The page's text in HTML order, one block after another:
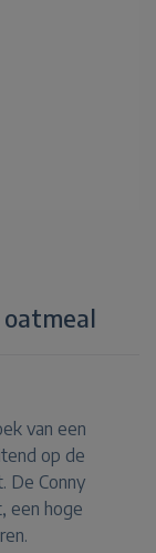
oatmeal
van een
op de
De Conny
een hoge